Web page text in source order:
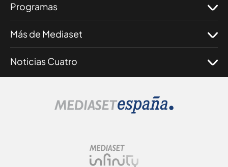
Programas
Más de Mediaset
Noticias Cuatro